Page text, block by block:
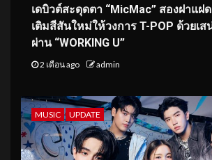
เดบิวต์สะดุดตา “MicMac” สองฝาแฝ
เติมสีสันใหม่ให้วงการ T-POP ด้วยเ
ผ่าน “WORKING U”
2 เดือน ago admin
MUSIC UPDATE